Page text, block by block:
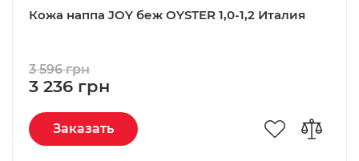
Кожа наппа JOY беж OYSTER 1,0-1,2 Италия
3 236 грн
3 596 грн
Заказать